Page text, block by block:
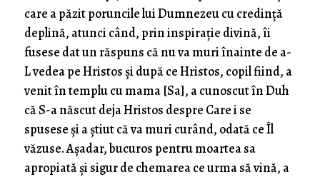
care a păzit poruncile lui Dumnezeu cu credinţă
deplină, atunci când, prin inspiraţie divină, îi
fusese dat un răspuns că nu va muri înainte de a-
L vedea pe Hristos şi după ce Hristos, copil fiind, a
venit în templu cu mama [Sa], a cunoscut în Duh
că S-a născut deja Hristos despre Care i se
spusese şi a ştiut că va muri curând, odată ce Îl
văzuse. Aşadar, bucuros pentru moartea sa
apropiată şi sigur de chemarea ce urma să vină, a